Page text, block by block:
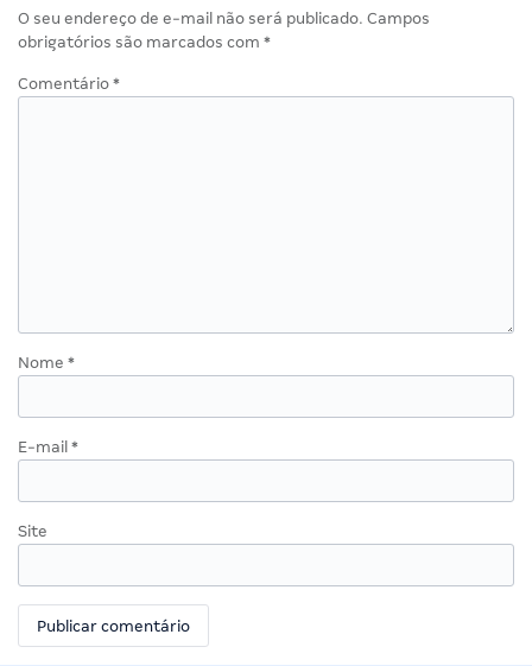
O seu endereço de e-mail não será publicado. Campos
obrigatórios são marcados com *
Comentário *
Nome *
E-mail *
Site